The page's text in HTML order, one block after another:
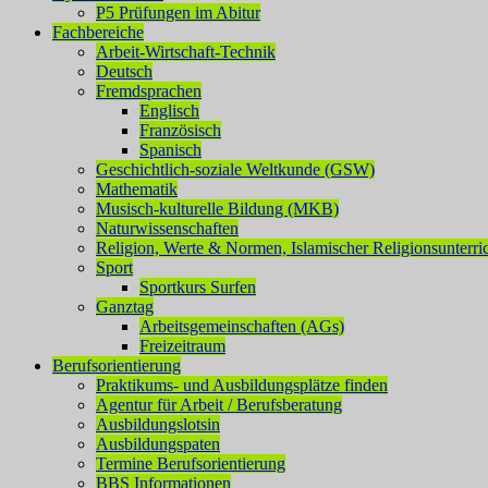
P5 Prüfungen im Abitur
Fachbereiche
Arbeit-Wirtschaft-Technik
Deutsch
Fremdsprachen
Englisch
Französisch
Spanisch
Geschichtlich-soziale Weltkunde (GSW)
Mathematik
Musisch-kulturelle Bildung (MKB)
Naturwissenschaften
Religion, Werte & Normen, Islamischer
Sport
Sportkurs Surfen
Ganztag
Arbeitsgemeinschaften (AGs)
Freizeitraum
Berufsorientierung
Praktikums- und Ausbildungsplätze finden
Agentur für Arbeit / Berufsberatung
Ausbildungslotsin
Ausbildungspaten
Termine Berufsorientierung
BBS Informationen